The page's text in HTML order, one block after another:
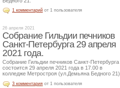
1 комментарий от 1 пользователя
26 апреля 2021
Собрание Гильдии печников
Санкт-Петербурга 29 апреля
2021 года.
Собрание Гильдии печников Санкт-Петербурга
состоится 29 апреля 2021 года в 17.00 в
колледже Метростроя (ул.Демьяна Бедного 21)
3 комментария от 1 пользователя